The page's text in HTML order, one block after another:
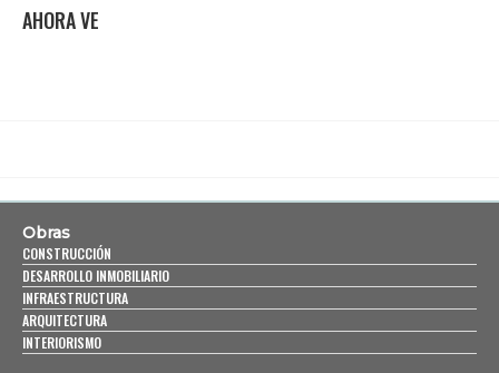
AHORA VE
Obras
CONSTRUCCIÓN
DESARROLLO INMOBILIARIO
INFRAESTRUCTURA
ARQUITECTURA
INTERIORISMO